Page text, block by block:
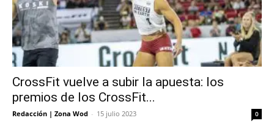
CrossFit vuelve a subir la apuesta: los
premios de los CrossFit...
Redacción | Zona Wod - 15 julio 2023 0